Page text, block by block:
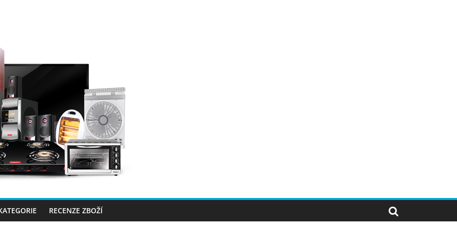
RECENZE ZBOŽÍ